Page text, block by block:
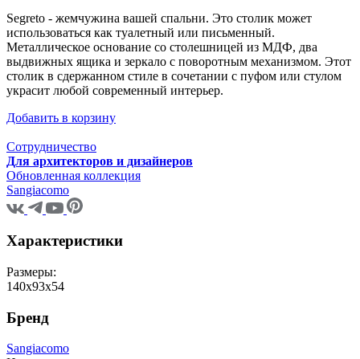
Segreto - жемчужина вашей спальни. Это столик может
использоваться как туалетный или письменный.
Металлическое основание со столешницей из МДФ, два
выдвижных ящика и зеркало с поворотным механизмом. Этот
столик в сдержанном стиле в сочетании с пуфом или стулом
украсит любой современный интерьер.
Добавить в корзину
Сотрудничество
Для архитекторов и дизайнеров
Обновленная коллекция
Sangiacomo
Характеристики
Размеры:
140x93x54
Бренд
Sangiacomo